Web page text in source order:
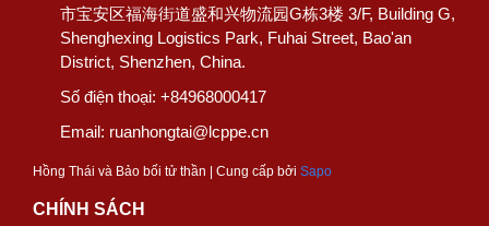
市宝安区福海街道盛和兴物流园G栋3楼 3/F, Building G,
Shenghexing Logistics Park, Fuhai Street, Bao'an
District, Shenzhen, China.
Số điện thoại: +84968000417
Email: ruanhongtai@lcppe.cn
Hồng Thái và Bảo bối tử thần | Cung cấp bởi Sapo
CHÍNH SÁCH